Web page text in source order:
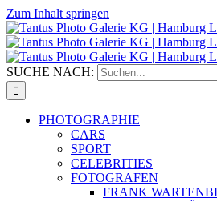
Zum Inhalt springen
SUCHE NACH:
PHOTOGRAPHIE
CARS
SPORT
CELEBRITIES
FOTOGRAFEN
FRANK